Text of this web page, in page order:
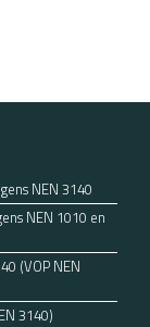
NEN 3140
NEN 1010 en
(VOP NEN
3140)